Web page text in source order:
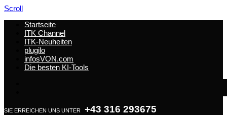
Scroll
Startseite
ITK Channel
ITK-Neuheiten
plugilo
infosVON.com
Die besten KI-Tools
SIE ERREICHEN UNS UNTER +43 316 293675